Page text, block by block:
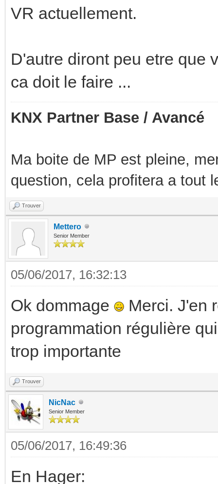
VR actuellement.
D'autre diront peu etre que
ca doit le faire ...
KNX Partner Base / Avancé
Ma boite de MP est pleine,
question, cela profitera a tout
Trouver
Mettero
Senior Member
05/06/2017, 16:32:13
Ok dommage
Merci. J'en
programmation régulière
trop importante
Trouver
NicNac
Senior Member
05/06/2017, 16:49:36
En Hager: